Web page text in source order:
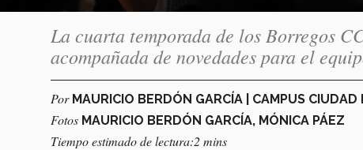
La cuarta temporada de los Borregos
acompañada de novedades para el
Por MAURICIO BERDÓN GARCÍA | CAMPUS CIUDAD
Fotos MAURICIO BERDÓN GARCÍA, MÓNICA PÁEZ
Tiempo estimado de lectura:2 mins